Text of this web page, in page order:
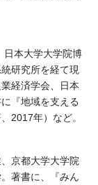
日本大学大学院博
研究所を経て現
経済学会、日本
『地域を支える
2017年）など。
京都大学大学院
著書に、『みん